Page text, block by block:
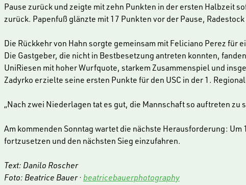
Pause zurück und zeigte mit zehn Punkten in der ersten Halbzeit
zurück. Papenfuß glänzte mit 17 Punkten vor der Pause,
Die Rückkehr von Hahn sorgte gemeinsam mit Feliciano Perez
Die Gastgeber, die nicht in Bestbesetzung antreten konnten,
UniRiesen mit hoher Wurfquote, starkem Zusammenspiel und
Zadyrko erzielte seine ersten Punkte für den USC in der 1.
„Nach zwei Niederlagen tat es gut, die Mannschaft so auftreten
Am kommenden Sonntag wartet die nächste Herausforderung:
fortzusetzen und den nächsten Sieg einzufahren.
Text: Danilo Roscher
Foto: Beatrice Bauer · beatricebauerphotography